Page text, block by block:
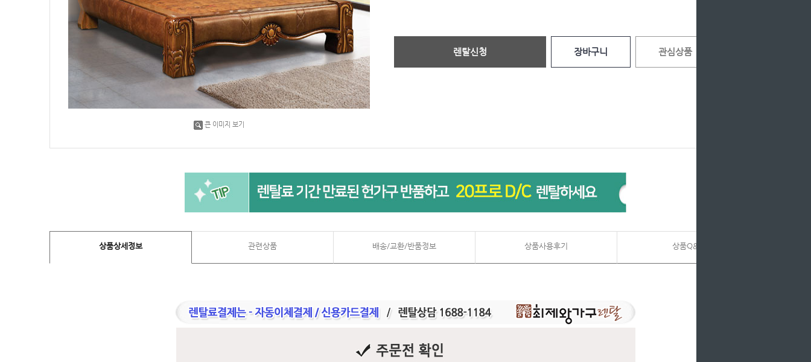
큰 이미지 보기
렌탈신청 장바구니 관심상품
상품상세정보 관련상품 배송/교환/반품정보 상품사용후기 상품Q&A